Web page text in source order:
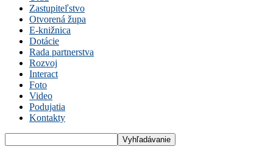
Zastupiteľstvo
Otvorená župa
E-knižnica
Dotácie
Rada partnerstva
Rozvoj
Interact
Foto
Video
Podujatia
Kontakty